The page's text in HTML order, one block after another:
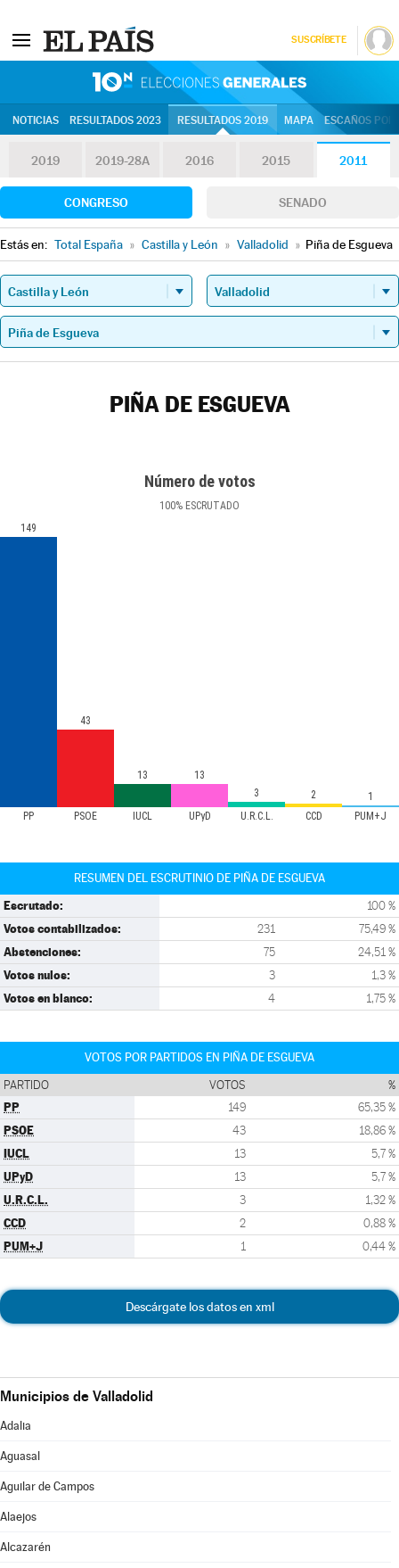
SUSCRÍBETE
NOTICIAS RESULTADOS 2023 RESULTADOS 2019 MAPA ESCAÑOS
2019 2019-28A 2016 2015 2011
CONGRESO SENADO
Estás en: Total España » Castilla y León » Valladolid » Piña de Esgueva
PIÑA DE ESGUEVA
Número de votos
100% ESCRUTADO
PP PSOE IUCL UPyD U.R.C.L. CCD PUM+J
149
43
13
13
3
2 1
RESUMEN DEL ESCRUTINIO DE PIÑA DE ESGUEVA
Escrutado: 100 %
Votos contabilizados: 231 75,49 %
Abstenciones: 75 24,51 %
Votos nulos: 3 1,3 %
Votos en blanco: 4 1,75 %
VOTOS POR PARTIDOS EN PIÑA DE ESGUEVA
PARTIDO VOTOS %
PP 149 65,35 %
PSOE 43 18,86 %
IUCL 13 5,7 %
UPyD 13 5,7 %
U.R.C.L. 3 1,32 %
CCD 2 0,88 %
PUM+J 1 0,44 %
Descárgate los datos en xml
Municipios de Valladolid
Adalia
Aguasal
Aguilar de Campos
Alaejos
Alcazarén